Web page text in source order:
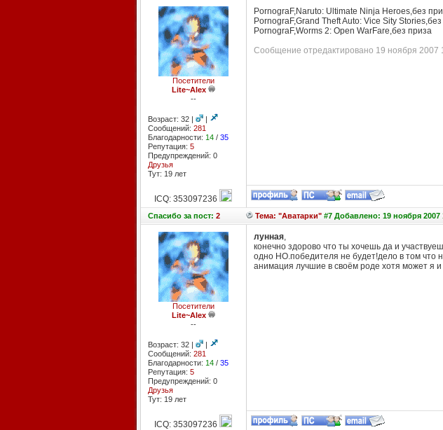
Посетители
Lite~Alex
--
Возраст: 32 |
|
Сообщений: 281
Благодарности: 14/ 35
Репутация: 5
Предупреждений: 0
Друзья
Тут: 19 лет
PornograF,Naruto: Ultimate Ninja Heroes,без
PornograF,Grand Theft Auto: Vice Sity
PornograF,Worms 2: Open WarFare,без приза
Сообщение отредактировано 19 ноября 2007
ICQ: 353097236
Спасибоза пост: 2 Тема: "Аватарки"#7 Добавлено: 19 ноября 2007
Посетители
Lite~Alex
--
Возраст: 32 |
|
Сообщений: 281
Благодарности: 14/ 35
Репутация: 5
Предупреждений: 0
Друзья
Тут: 19 лет
лунная,
конечно здорово что ты хочешь да и
одно НО.победителя не будет!дело в том что
анимация лучшие в своём роде хотя может я и
ICQ: 353097236